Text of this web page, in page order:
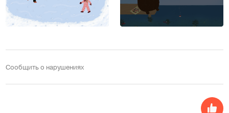
Сообщить о нарушениях